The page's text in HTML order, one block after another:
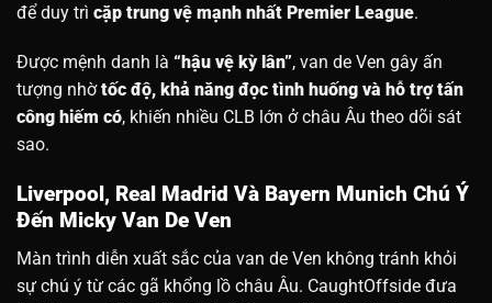
để duy trì cặp trung vệ mạnh nhất Premier League.
Được mệnh danh là “hậu vệ kỳ lân”, van de Ven gây ấn
tượng nhờtốc độ, khả năng đọc tình huống và hỗ trợ tấn
công hiếm có, khiến nhiều CLB lớn ở châu Âu theo dõi sát
sao.
Liverpool, Real Madrid Và Bayern Munich Chú Ý
Đến Micky Van De Ven
Màn trình diễn xuất sắc của van de Ven không tránh khỏi
sự chú ý từ các gã khổng lồ châu Âu. CaughtOffside đưa